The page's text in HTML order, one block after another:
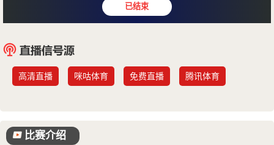
特拉布宗体育 : 贝拉迪
高清直播 咪咕体育 免费直播 腾讯体育
比赛介绍